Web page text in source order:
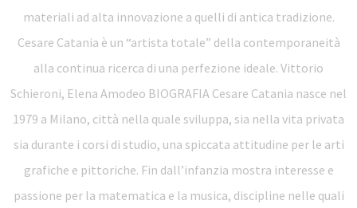
materiali ad alta innovazione a quelli di antica tradizione.
Cesare Catania è un “artista totale” della contemporaneità
alla continua ricerca di una perfezione ideale. Vittorio
Schieroni, Elena Amodeo BIOGRAFIA Cesare Catania nasce nel
1979 a Milano, città nella quale sviluppa, sia nella vita privata
sia durante i corsi di studio, una spiccata attitudine per le arti
grafiche e pittoriche. Fin dall’infanzia mostra interesse e
passione per la matematica e la musica, discipline nelle quali